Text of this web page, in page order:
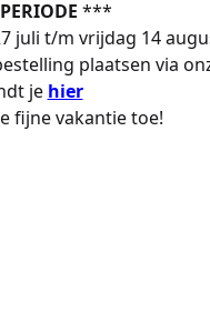
***
juli t/m vrijdag 14
plaatsen via
je hier
fijne vakantie toe!